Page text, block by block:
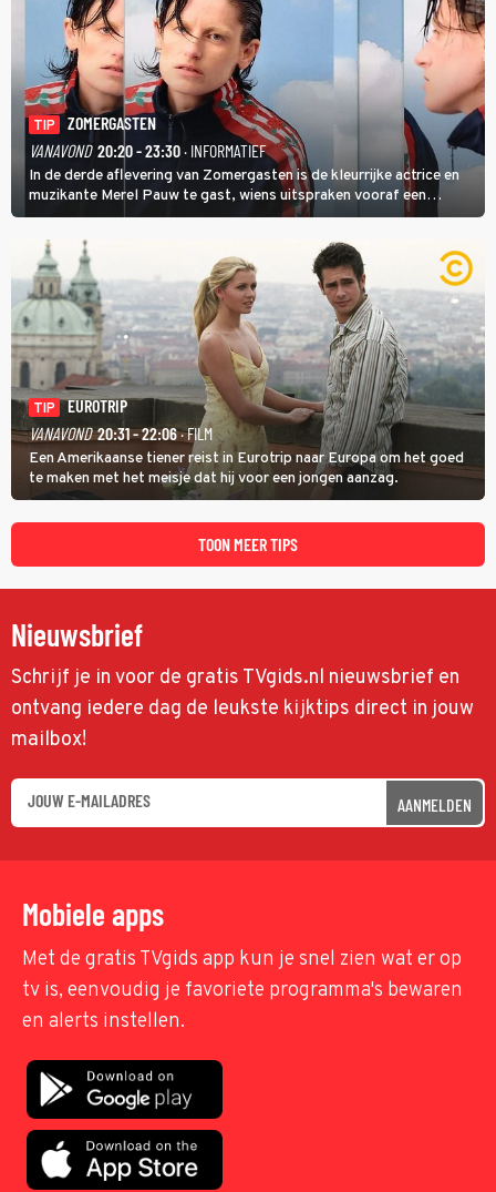
TIP
ZOMERGASTEN
VANAVOND 20:20 - 23:30· INFORMATIEF
In de derde aflevering van Zomergasten is de kleurrijke actrice en
muzikante Merel Pauw te gast, wiens uitspraken vooraf een
boeiende avond beloven: 'Mijn ideale televisieavond is zoals mijn
identiteit: grenzeloos, absurd en vol angsten'.
TIP
EUROTRIP
VANAVOND 20:31 - 22:06· FILM
Een Amerikaanse tiener reist in Eurotrip naar Europa om het goed
te maken met het meisje dat hij voor een jongen aanzag.
TOON MEER TIPS
Nieuwsbrief
Schrijf je in voor de gratis TVgids.nl nieuwsbrief en
ontvang iedere dag de leukste kijktips direct in jouw
mailbox!
AANMELDEN
Mobiele apps
Met de gratis TVgids app kun je snel zien wat er op
tv is, eenvoudig je favoriete programma's bewaren
en alerts instellen.